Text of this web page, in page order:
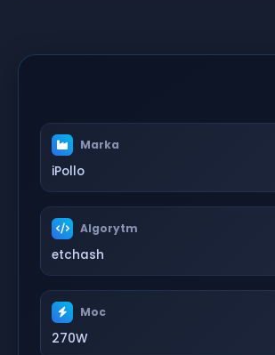
Marka
iPollo
Algorytm
etchash
Moc
270W